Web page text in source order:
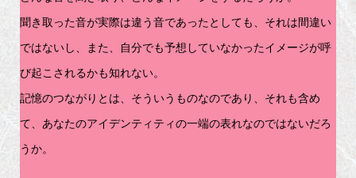
聞き取った音が実際は違う音であったとしても、それは間違い
ではないし、また、自分でも予想していなかったイメージが呼
び起こされるかも知れない。
記憶のつながりとは、そういうものなのであり、それも含め
て、あなたのアイデンティティの一端の表れなのではないだろ
うか。